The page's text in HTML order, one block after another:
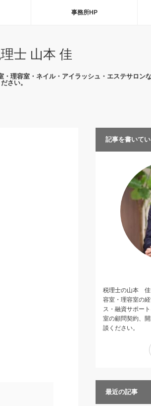
事務所HP
士 山本 佳
理容室・ネイル・アイラッシュ・エステサロン
さい。
記事を書いて
税理士の山本 佳
容室・理容室の
ス・融資サポー
室の顧問契約、
談ください。
最近の記事